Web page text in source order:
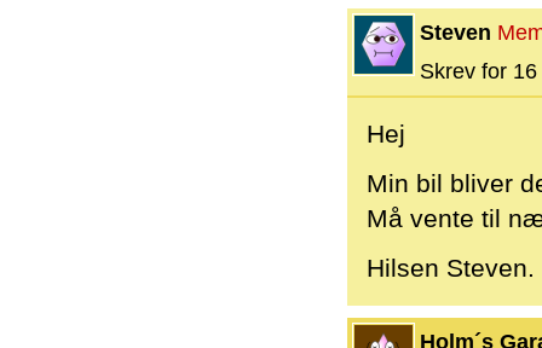
Steven
Skrev for
Hej
Min bil bliver
Må vente til
Hilsen Steven.
Holm´s